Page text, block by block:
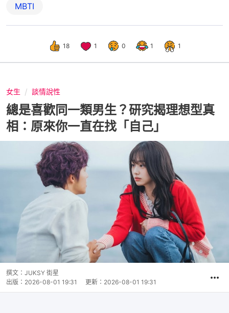
MBTI
18 1 0 1 1
女生 談情說性
總是喜歡同一類男生？研究揭理想型真
相：原來你一直在找「自己」
撰文： JUKSY 街星
出版： 2026-08-01 19:31 更新： 2026-08-01 19:31